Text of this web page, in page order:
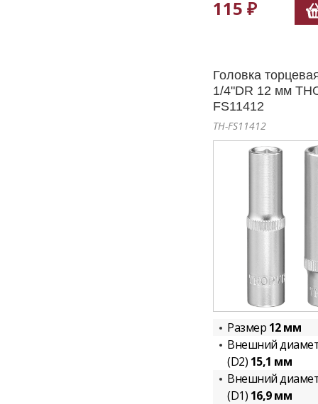
115 ₽
Головка
1/4"DR 12 мм
FS11412
TH-FS11412
Размер 12 мм
Внешний
(D2) 15,1 мм
Внешний
(D1) 16,9 мм